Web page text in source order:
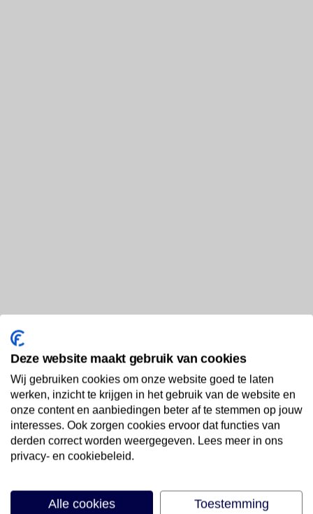
Deze website maakt gebruik van cookies
Wij gebruiken cookies om onze website goed te laten
werken, inzicht te krijgen in het gebruik van de website en
onze content en aanbiedingen beter af te stemmen op jouw
interesses. Ook zorgen cookies ervoor dat functies van
derden correct worden weergegeven. Lees meer in ons
privacy- en cookiebeleid.
Alle cookies
Toestemming